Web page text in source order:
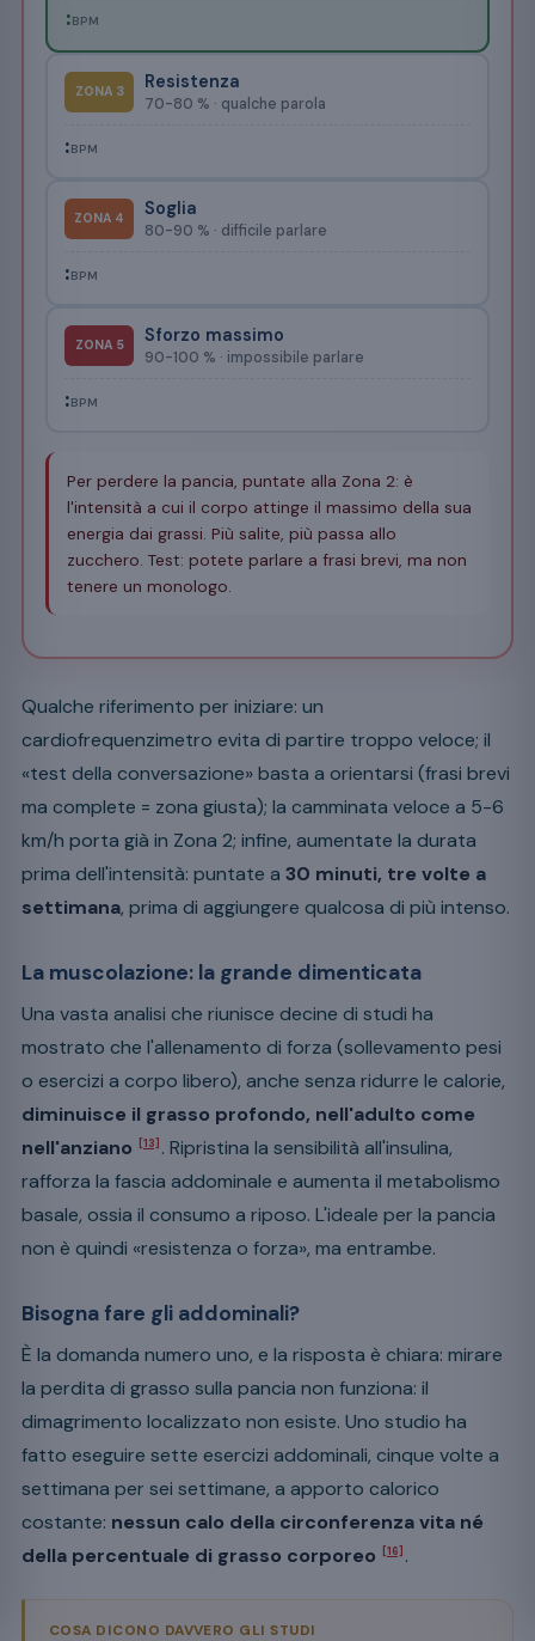
:BPM
ZONA 3 Resistenza
70-80 % · qualche parola
:BPM
ZONA 4 Soglia
80-90 % · difficile parlare
:BPM
ZONA 5 Sforzo massimo
90-100 % · impossibile parlare
:BPM
Per perdere la pancia, puntate alla Zona 2: è
l'intensità a cui il corpo attinge il massimo della sua
energia dai grassi. Più salite, più passa allo
zucchero. Test: potete parlare a frasi brevi, ma non
tenere un monologo.
Qualche riferimento per iniziare: un
cardiofrequenzimetro evita di partire troppo veloce; il
«test della conversazione» basta a orientarsi (frasi brevi
ma complete = zona giusta); la camminata veloce a 5-6
km/h porta già in Zona 2; infine, aumentate la durata
prima dell'intensità: puntate a 30 minuti, tre volte a
settimana, prima di aggiungere qualcosa di più intenso.
La muscolazione: la grande dimenticata
Una vasta analisi che riunisce decine di studi ha
mostrato che l'allenamento di forza (sollevamento pesi
o esercizi a corpo libero), anche senza ridurre le calorie,
diminuisce il grasso profondo, nell'adulto come
nell'anziano
[13] . Ripristina la sensibilità all'insulina,
rafforza la fascia addominale e aumenta il metabolismo
basale, ossia il consumo a riposo. L'ideale per la pancia
non è quindi «resistenza o forza», ma entrambe.
Bisogna fare gli addominali?
È la domanda numero uno, e la risposta è chiara: mirare
la perdita di grasso sulla pancia non funziona: il
dimagrimento localizzato non esiste. Uno studio ha
fatto eseguire sette esercizi addominali, cinque volte a
settimana per sei settimane, a apporto calorico
costante: nessun calo della circonferenza vita né
della percentuale di grasso corporeo
[16] .
COSA DICONO DAVVERO GLI STUDI